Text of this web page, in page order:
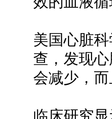
美国心脏
查，发现
会减少，